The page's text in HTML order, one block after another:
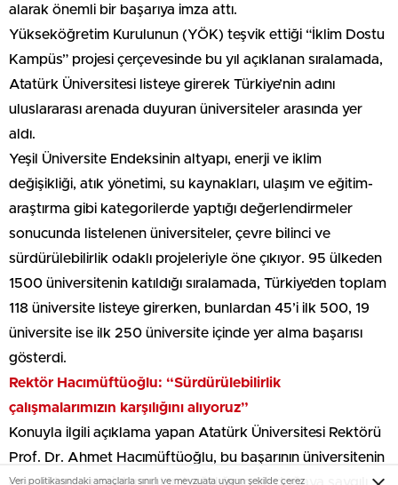
alarak önemli bir başarıya imza attı.
Yükseköğretim Kurulunun (YÖK) teşvik ettiği “İklim Dostu
Kampüs” projesi çerçevesinde bu yıl açıklanan sıralamada,
Atatürk Üniversitesi listeye girerek Türkiye’nin adını
uluslararası arenada duyuran üniversiteler arasında yer
aldı.
Yeşil Üniversite Endeksinin altyapı, enerji ve iklim
değişikliği, atık yönetimi, su kaynakları, ulaşım ve eğitim-
araştırma gibi kategorilerde yaptığı değerlendirmeler
sonucunda listelenen üniversiteler, çevre bilinci ve
sürdürülebilirlik odaklı projeleriyle öne çıkıyor. 95 ülkeden
1500 üniversitenin katıldığı sıralamada, Türkiye’den toplam
118 üniversite listeye girerken, bunlardan 45’i ilk 500, 19
üniversite ise ilk 250 üniversite içinde yer alma başarısı
gösterdi.
Rektör Hacımüftüoğlu: “Sürdürülebilirlik
çalışmalarımızın karşılığını alıyoruz”
Konuyla ilgili açıklama yapan Atatürk Üniversitesi Rektörü
Prof. Dr. Ahmet Hacımüftüoğlu, bu başarının üniversitenin
çevre dostu projelere olan bağlılığının ve doğaya saygılı
Veri politikasındaki amaçlarla sınırlı ve mevzuata uygun şekilde çerez